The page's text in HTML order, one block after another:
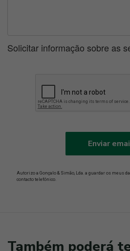
Solicitar informação sobre as
Enviar
Autorizo a Gonçalo & Simão, Lda. a guardar os meus
contacto telefónico.
Também poderá